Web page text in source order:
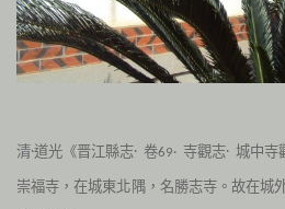
清·道光《晋江縣志· 卷69· 寺觀志· 城中寺
崇福寺，在城東北隅，名勝志寺。故在城